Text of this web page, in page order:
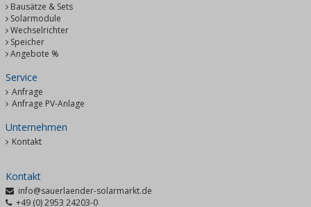
Bausätze & Sets
Solarmodule
Wechselrichter
Speicher
Angebote %
Service
Anfrage
Anfrage PV-Anlage
Unternehmen
Kontakt
Kontakt
info@sauerlaender-solarmarkt.de
+49 (0) 2953 24203-0